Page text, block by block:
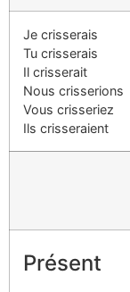
Je crisserais
Tu crisserais
Il crisserait
Nous crisserions
Vous crisseriez
Ils crisseraient
Présent